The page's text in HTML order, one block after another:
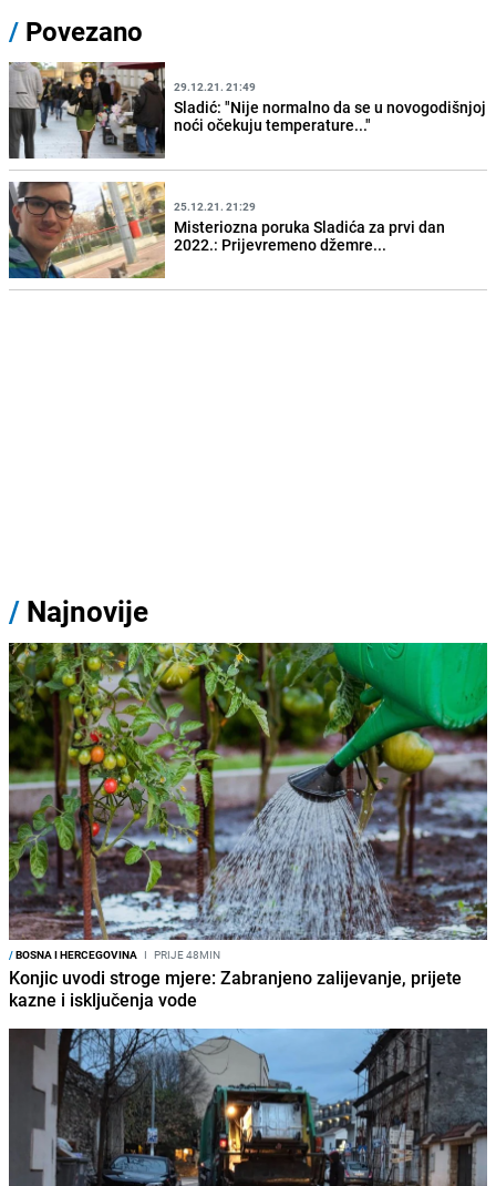
/ Povezano
29.12.21. 21:49
Sladić: "Nije normalno da se u novogodišnjoj
noći očekuju temperature..."
25.12.21. 21:29
Misteriozna poruka Sladića za prvi dan
2022.: Prijevremeno džemre...
/ Najnovije
/BOSNA I HERCEGOVINA I PRIJE 48MIN
Konjic uvodi stroge mjere: Zabranjeno zalijevanje, prijete
kazne i isključenja vode